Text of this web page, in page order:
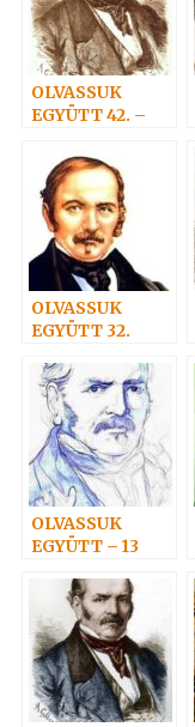
OLVASSUK
EGYÜTT 42. –
nincs üdvösség
OLVASSUK
EGYÜTT 32.
OLVASSUK
EGYÜTT – 13